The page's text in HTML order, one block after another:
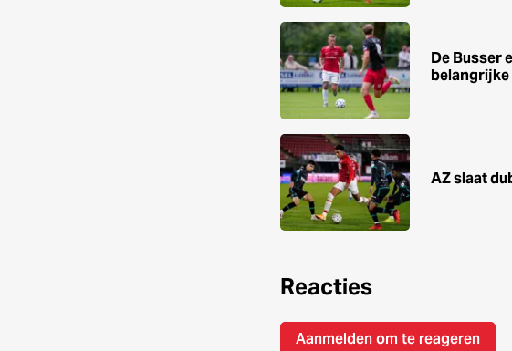
De Busser
belangrijke
AZ slaat
Reacties
Aanmelden om te reageren